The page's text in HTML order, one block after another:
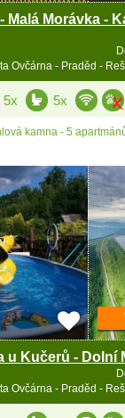
Malá Morávka -
Ovčárna - Praděd -
5x 5x
kamna - 5
u Kučerů - Dolní
Ovčárna - Praděd -